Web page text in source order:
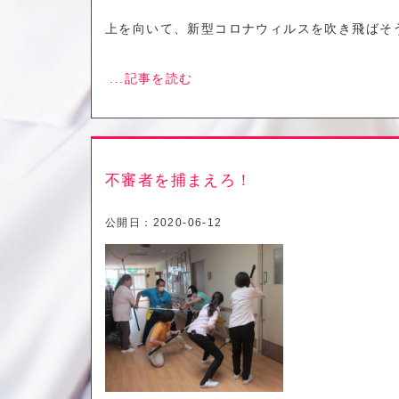
上を向いて、新型コロナウィルスを吹き飛ばそ
...記事を読む
不審者を捕まえろ！
公開日： 2020-06-12